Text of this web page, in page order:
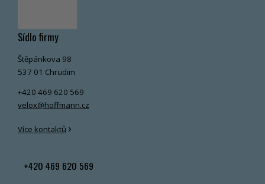
Sídlo firmy
Štěpánkova 98
537 01 Chrudim
+420 469 620 569
velox@hoffmann.cz
Více kontaktů ›
+420 469 620 569